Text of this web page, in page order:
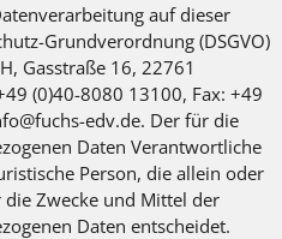
auf dieser
Grundverordnung (DSGVO)
Gasstraße 16, 22761
(0)40-8080 13100, Fax: +49
edv.de. Der für die
Daten Verantwortliche
Person, die allein oder
Zwecke und Mittel der
Daten entscheidet.